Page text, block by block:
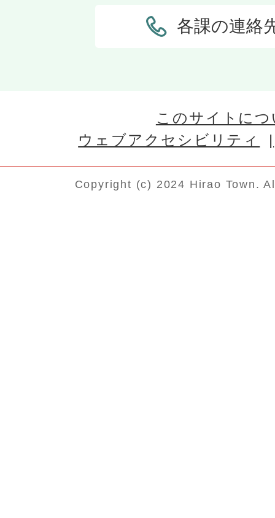
各課の連絡
このサイトに
ウェブアクセシビリティ
Copyright (c) 2024 Hirao Town.